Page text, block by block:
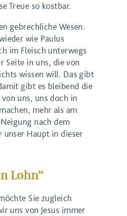
Treue so kostbar.
gebrechliche Wesen.
wie Paulus
im Fleisch unterwegs
Seite in uns, die von
wissen will. Das gibt
gibt es bleibend die
uns, uns doch in
mehr als am
nach dem
unser Haupt in dieser
Lohn“
Sie zugleich
uns von Jesus immer